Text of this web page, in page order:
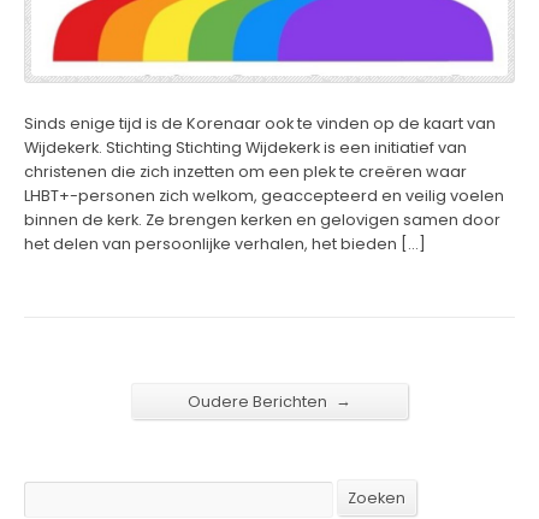
Sinds enige tijd is de Korenaar ook te vinden op de kaart van
Wijdekerk. Stichting Stichting Wijdekerk is een initiatief van
christenen die zich inzetten om een plek te creëren waar
LHBT+-personen zich welkom, geaccepteerd en veilig voelen
binnen de kerk. Ze brengen kerken en gelovigen samen door
het delen van persoonlijke verhalen, het bieden […]
Oudere Berichten →
Search Zoeken